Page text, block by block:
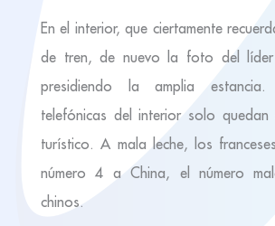
En el interior, que ciertamente
de tren, de nuevo la foto del
presidiendo la amplia estancia.
telefónicas del interior solo quedan
turístico. A mala leche, los
número 4 a China, el número
chinos.